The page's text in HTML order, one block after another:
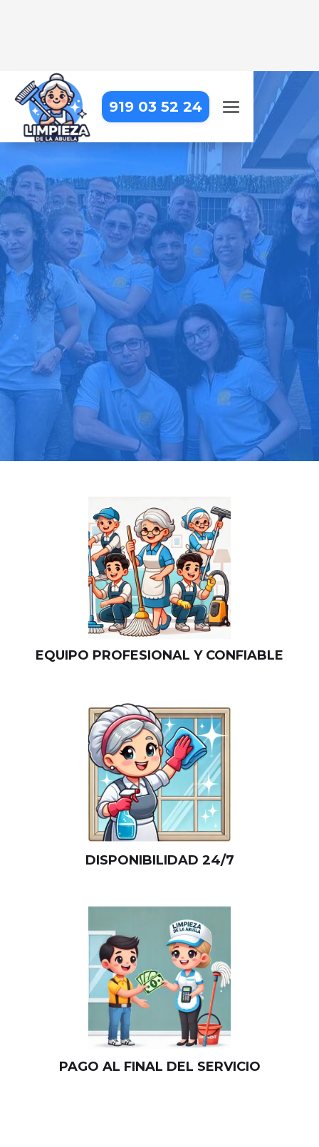
919 03 52 24
LIMPIEZA DE HOTELES EN
MADRID – ARGANZUELA –
PALOS DE MOGUER
Limpieza profesional para
garantizar una experiencia
impecable a tus huéspedes
Pide tu presupuesto gratis
Llama hoy: 919 03 52 24
Más de 1000 clientes confían en nosotros
⭐⭐⭐⭐⭐
EQUIPO PROFESIONAL Y CONFIABLE
DISPONIBILIDAD 24/7
PAGO AL FINAL DEL SERVICIO